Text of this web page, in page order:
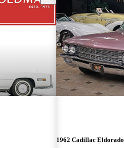
1962 Cadillac Eldorado